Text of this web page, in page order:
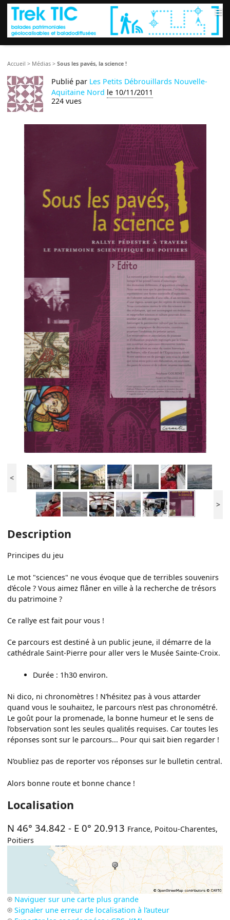
≡
Accueil > Médias >Sous les pavés, la science !
Publié par Les Petits Débrouillards Nouvelle-
Aquitaine Nord le 10/11/2011
224 vues
<
>
Description
Principes du jeu
Le mot "sciences" ne vous évoque que de terribles souvenirs
d’école ? Vous aimez flâner en ville à la recherche de trésors
du patrimoine ?
Ce rallye est fait pour vous !
Ce parcours est destiné à un public jeune, il démarre de la
cathédrale Saint-Pierre pour aller vers le Musée Sainte-Croix.
Durée : 1h30 environ.
Ni dico, ni chronomètres ! N’hésitez pas à vous attarder
quand vous le souhaitez, le parcours n’est pas chronométré.
Le goût pour la promenade, la bonne humeur et le sens de
l’observation sont les seules qualités requises. Car toutes les
réponses sont sur le parcours... Pour qui sait bien regarder !
N’oubliez pas de reporter vos réponses sur le bulletin central.
Alors bonne route et bonne chance !
Localisation
N 46° 34.842 - E 0° 20.913 France, Poitou-Charentes,
Poitiers
Naviguer sur une carte plus grande
Signaler une erreur de localisation à l’auteur